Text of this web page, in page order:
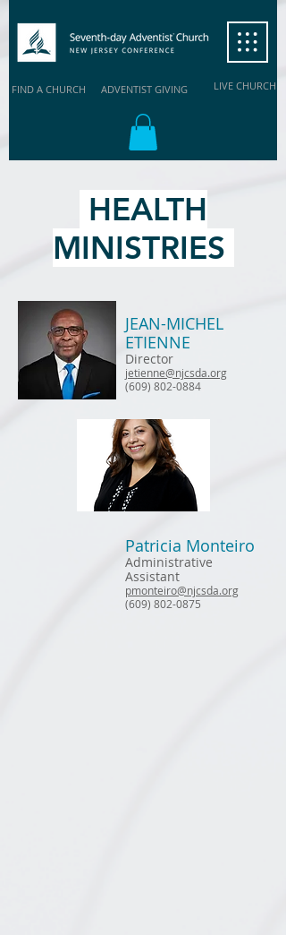
FIND A CHURCH ADVENTIST GIVING LIVE CHURCH
HEALTH
MINISTRIES
JEAN-MICHEL
ETIENNE
Director
jetienne@njcsda.org
(609) 802-0884
Patricia Monteiro
Administrative
Assistant
pmonteiro@njcsda.org
(609) 802-0875